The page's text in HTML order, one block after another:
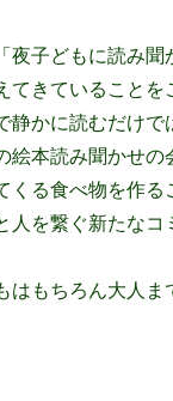
夜子どもに読み
きていることを
かに読むだけで
本読み聞かせ
る食べ物を作る
人を繋ぐ新たな
はもちろん大人